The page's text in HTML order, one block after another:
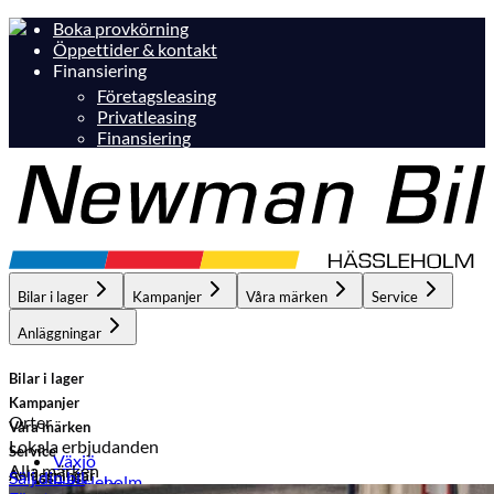
Boka provkörning
Öppettider & kontakt
Finansiering
Företagsleasing
Privatleasing
Finansiering
Bilar i lager Kampanjer Våra märken Service
Anläggningar
Bilar i lager
Orter
Växjö
Hässleholm
Kampanjer
Lokala erbjudanden
Hässleholm
Våra märken
Alla märken
Service
Anläggningar
Sälj din bil